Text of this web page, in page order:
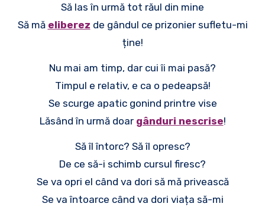
Să las în urmă tot răul din mine
Să mă eliberez de gândul ce prizonier sufletu-mi
ține!
Nu mai am timp, dar cui îi mai pasă?
Timpul e relativ, e ca o pedeapsă!
Se scurge apatic gonind printre vise
Lăsând în urmă doar gânduri nescrise!
Să îl întorc? Să îl opresc?
De ce să-i schimb cursul firesc?
Se va opri el când va dori să mă privească
Se va întoarce când va dori viața să-mi